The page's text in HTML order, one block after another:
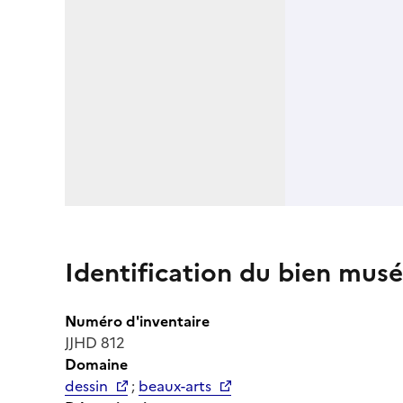
Identification du bien
Numéro d'inventaire
JJHD 812
Domaine
dessin
; beaux-arts